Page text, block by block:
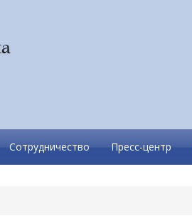
Сотрудничество Пресс-центр